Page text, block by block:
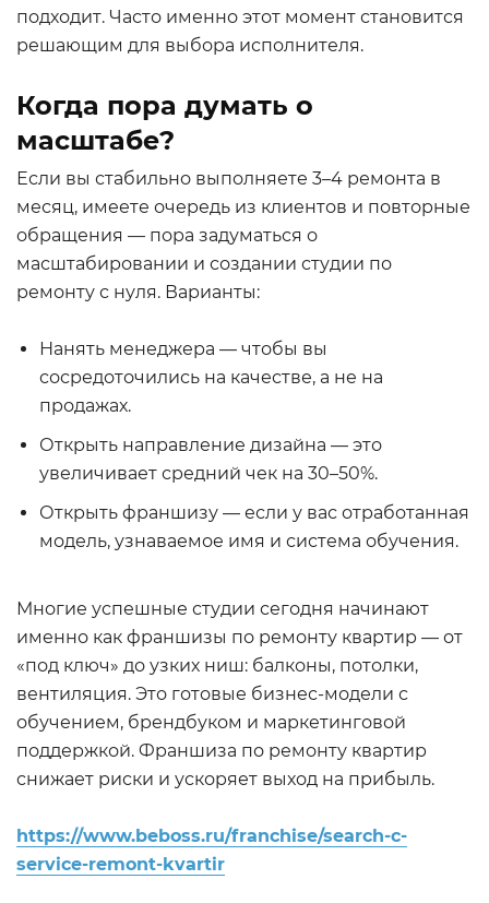
подходит. Часто именно этот момент становится
решающим для выбора исполнителя.
Когда пора думать о
масштабе?
Если вы стабильно выполняете 3–4 ремонта в
месяц, имеете очередь из клиентов и повторные
обращения — пора задуматься о
масштабировании и создании студии по
ремонту с нуля. Варианты:
Нанять менеджера — чтобы вы
сосредоточились на качестве, а не на
продажах.
Открыть направление дизайна — это
увеличивает средний чек на 30–50%.
Открыть франшизу — если у вас отработанная
модель, узнаваемое имя и система обучения.
Многие успешные студии сегодня начинают
именно как франшизы по ремонту квартир — от
«под ключ» до узких ниш: балконы, потолки,
вентиляция. Это готовые бизнес-модели с
обучением, брендбуком и маркетинговой
поддержкой. Франшиза по ремонту квартир
снижает риски и ускоряет выход на прибыль.
https://www.beboss.ru/franchise/search-c-
service-remont-kvartir